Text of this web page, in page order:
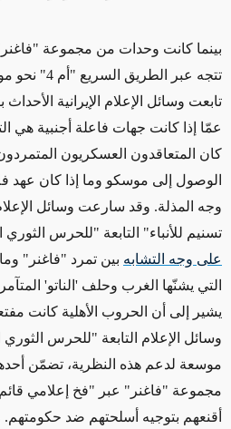
بينما كانت وحدات من مجموعة "فاغنر"
تابعت وسائل الإعلام الإيرانية
عمّا إذا كانت جهات فاعلة أجنبية هي
كان المتعاقدون العسكريون
الوصول إلى موسكو وما إذا كان عهد
وجه المذلة. وقد سارعت وسائل
تسنيم للأنباء" التابعة "للحرس الثوري
على وجه التشابه بين تمرد "فاغنر"
التي يشنّها الغرب وحلف 'الناتو'
يشير إلى أن الحروب الأهلية كانت
وسائل الإعلام التابعة "للحرس الثوري
موسعة لدعم هذه النظرية، تضمّن أحدها
مجموعة "فاغنر" عبر "فخ إعلامي
أقنعهم بتوجيه أسلحتهم ضد حكومتهم.